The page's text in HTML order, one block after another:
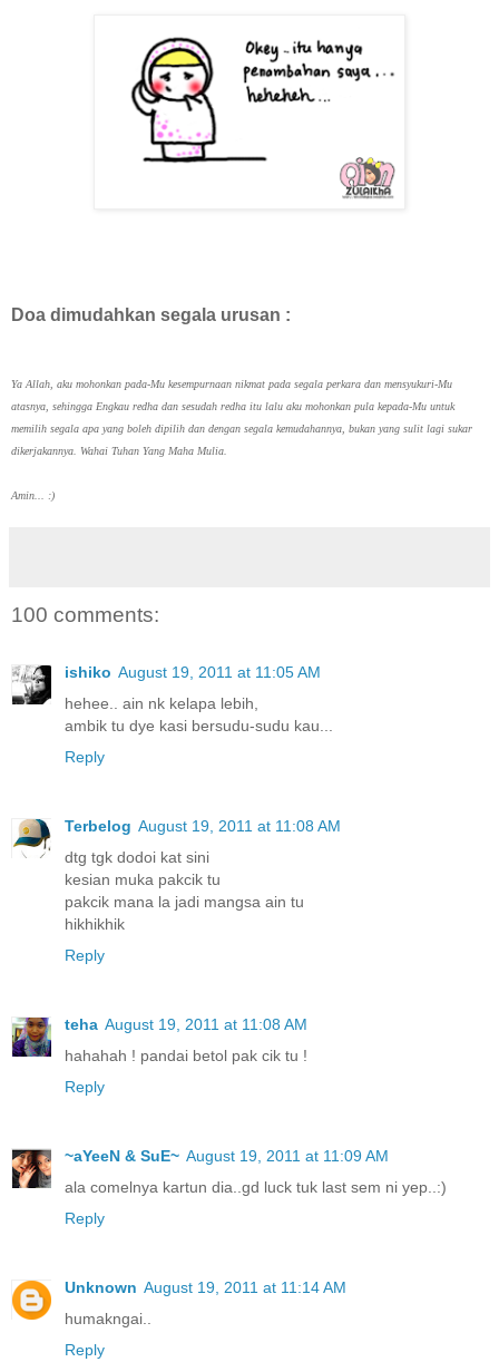
Doa dimudahkan segala urusan :
Ya Allah, aku mohonkan pada-Mu kesempurnaan nikmat pada segala perkara dan mensyukuri-Mu
atasnya, sehingga Engkau redha dan sesudah redha itu lalu aku mohonkan pula kepada-Mu untuk
memilih segala apa yang boleh dipilih dan dengan segala kemudahannya, bukan yang sulit lagi sukar
dikerjakannya. Wahai Tuhan Yang Maha Mulia.
Amin... :)
100 comments:
ishiko August 19, 2011 at 11:05 AM
hehee.. ain nk kelapa lebih,
ambik tu dye kasi bersudu-sudu kau...
Reply
Terbelog August 19, 2011 at 11:08 AM
dtg tgk dodoi kat sini
kesian muka pakcik tu
pakcik mana la jadi mangsa ain tu
hikhikhik
Reply
teha August 19, 2011 at 11:08 AM
hahahah ! pandai betol pak cik tu !
Reply
~aYeeN & SuE~ August 19, 2011 at 11:09 AM
ala comelnya kartun dia..gd luck tuk last sem ni yep..:)
Reply
Unknown August 19, 2011 at 11:14 AM
humakngai..
Reply